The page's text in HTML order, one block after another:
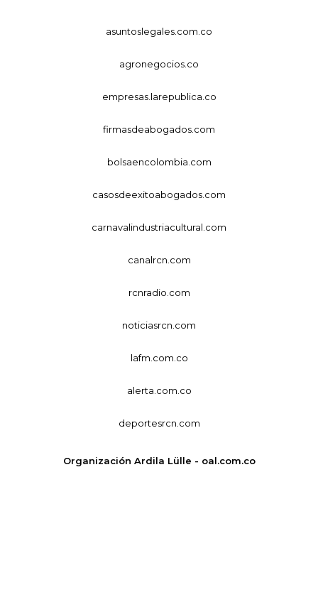
asuntoslegales.com.co
agronegocios.co
empresas.larepublica.co
firmasdeabogados.com
bolsaencolombia.com
casosdeexitoabogados.com
carnavalindustriacultural.com
canalrcn.com
rcnradio.com
noticiasrcn.com
lafm.com.co
alerta.com.co
deportesrcn.com
Organización Ardila Lülle - oal.com.co